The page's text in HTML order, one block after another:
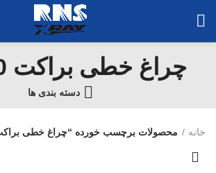
چراغ خطی براکت 60 وات
دسته بندی ها
خانه محصولات برچسب خورده “چراغ خطی براکت 60